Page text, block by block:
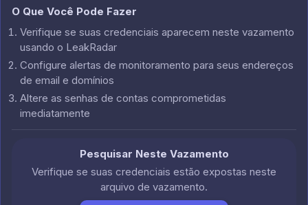
O Que Você Pode Fazer
Verifique se suas credenciais aparecem neste vazamento
usando o LeakRadar
Configure alertas de monitoramento para seus endereços
de email e domínios
Altere as senhas de contas comprometidas
imediatamente
Pesquisar Neste Vazamento
Verifique se suas credenciais estão expostas neste
arquivo de vazamento.